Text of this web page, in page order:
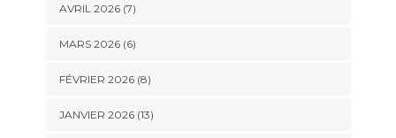
AVRIL 2026 (7)
MARS 2026 (6)
FÉVRIER 2026 (8)
JANVIER 2026 (13)